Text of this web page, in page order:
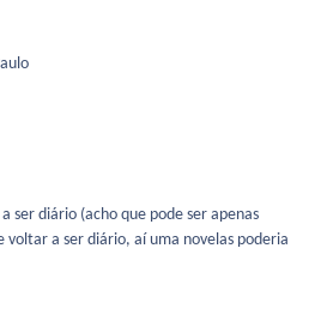
ser diário (acho que pode ser apenas
voltar a ser diário, aí uma novelas poderia